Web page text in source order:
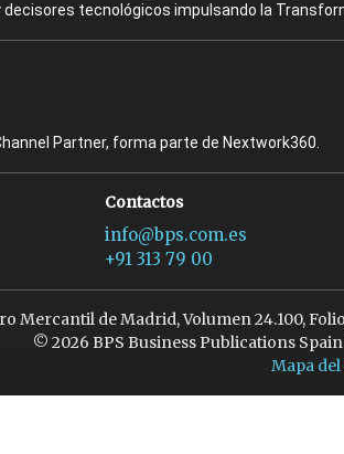
tecnológicos impulsando la
Partner, forma parte de Nextwork360.
Contactos
info@bps.com.es
+91 313 79 00
Mercantil de Madrid, Volumen 24.100,
© 2026 BPS Business Publications
Mapa del